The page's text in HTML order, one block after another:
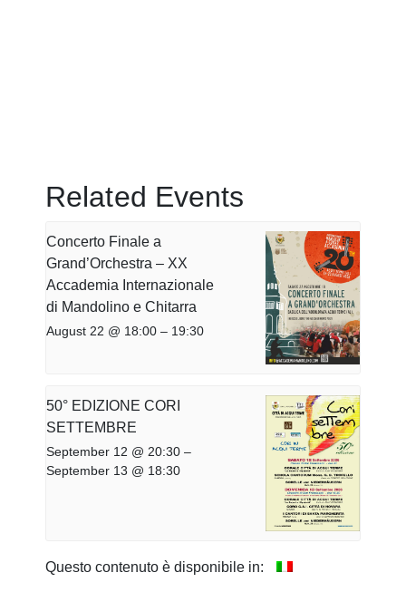
Related Events
Concerto Finale a
Grand’Orchestra – XX
Accademia Internazionale
di Mandolino e Chitarra
August 22 @ 18:00 – 19:30
50° EDIZIONE CORI
SETTEMBRE
September 12 @ 20:30 –
September 13 @ 18:30
Questo contenuto è disponibile in: